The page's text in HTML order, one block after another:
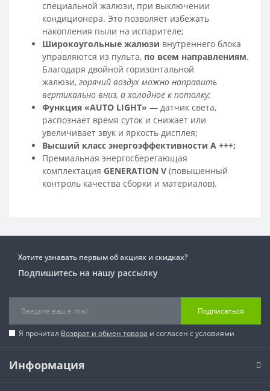
специальной жалюзи, при выключении
кондиционера. Это позволяет избежать
накопления пыли на испарителе;
Широкоугольные жалюзи внутреннего блока
управляются из пульта, по всем направлениям.
Благодаря двойной горизонтальной
жалюзи, горячий воздух можно направить
вертикально вниз, а холодное к потолку;
Функция «AUTO LIGHT» — датчик света,
распознает время суток и снижает или
увеличивает звук и яркость дисплея;
Высший класс энергоэффективности A +++;
Премиальная энергосберегающая
комплектация GENERATION V (повышенный
контроль качества сборки и материалов).
Хотите узнавать первым об акциях и скидках?
Подпишитесь на нашу рассылку
Подписаться
Я прочитал Возврат и обмен товара и согласен с условиями
Информация